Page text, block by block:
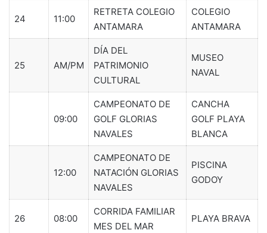
24 11:00
RETRETA COLEGIO
ANTAMARA
COLEGIO
ANTAMARA
25 AM/PM
DÍA DEL
PATRIMONIO
CULTURAL
MUSEO
NAVAL
09:00
CAMPEONATO DE
GOLF GLORIAS
NAVALES
CANCHA
GOLF PLAYA
BLANCA
12:00
CAMPEONATO DE
NATACIÓN GLORIAS
NAVALES
PISCINA
GODOY
26 08:00
CORRIDA FAMILIAR
MES DEL MAR
PLAYA BRAVA